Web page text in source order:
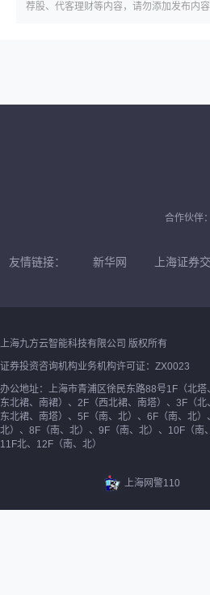
荐股、代客理财等内容，请勿添加发布内
合作伙伴：
友情链接： 新华网 上海证券
上海九方云智能科技有限公司 版权所有
证券投资咨询机构业务机构许可证：ZX0023
办公地址：上海市青浦区徐民东路88号1F（北塔
东北裙、南裙）、2F（西北裙、南塔）、3F（北
东北裙、南塔）、5F（南、北）、6F（南、北）
北）、8F（南、北）、9F（南、北）、10F（南
11F北、12F（南、北）
上海网警110